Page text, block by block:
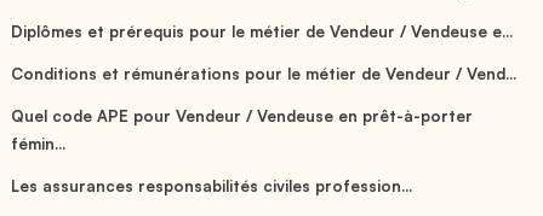
Diplômes et prérequis pour le métier de Vendeur / Vendeuse e...
Conditions et rémunérations pour le métier de Vendeur / Vend...
Quel code APE pour Vendeur / Vendeuse en prêt-à-porter
fémin...
Les assurances responsabilités civiles profession...